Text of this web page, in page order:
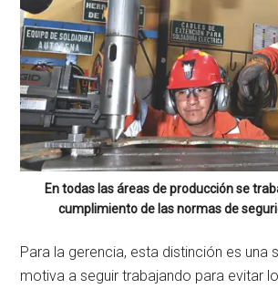
En todas las áreas de producción se
cumplimiento de las normas de
Para la gerencia, esta distinción es una
motiva a seguir trabajando para evitar